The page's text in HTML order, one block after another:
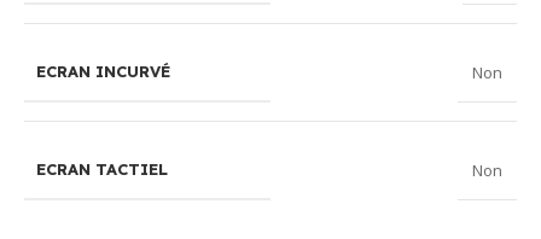
ECRAN INCURVÉ Non
ECRAN TACTIEL Non